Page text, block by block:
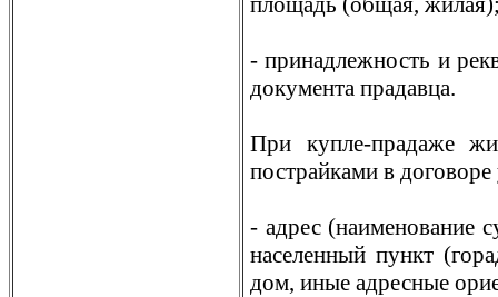
- принадлежность и
документа прадавца.
При купле-прадаже
пострайками в
- адрес (наименование
населенный пункт
дом, иные адресные